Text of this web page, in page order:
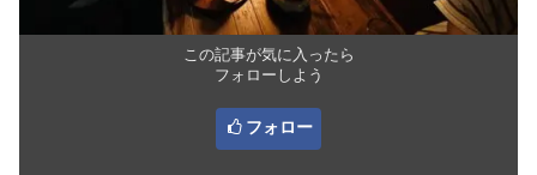
この記事が気に入ったら
フォローしよう
フォロー